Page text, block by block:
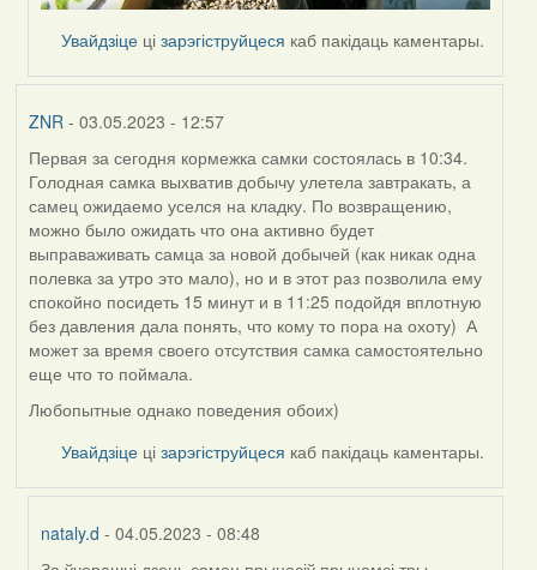
Увайдзіце цізарэгіструйцеся каб пакідаць каментары.
ZNR- 03.05.2023 - 12:57
Первая за сегодня кормежка самки состоялась в 10:34.
Голодная самка выхватив добычу улетела завтракать, а
самец ожидаемо уселся на кладку. По возвращению,
можно было ожидать что она активно будет
выправаживать самца за новой добычей (как никак одна
полевка за утро это мало), но и в этот раз позволила ему
спокойно посидеть 15 минут и в 11:25 подойдя вплотную
без давления дала понять, что кому то пора на охоту) А
может за время своего отсутствия самка самостоятельно
еще что то поймала.
Любопытные однако поведения обоих)
Увайдзіце цізарэгіструйцеся каб пакідаць каментары.
nataly.d - 04.05.2023 - 08:48